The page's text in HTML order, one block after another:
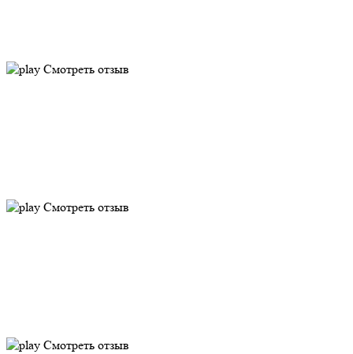
Смотреть отзыв
Смотреть отзыв
Смотреть отзыв